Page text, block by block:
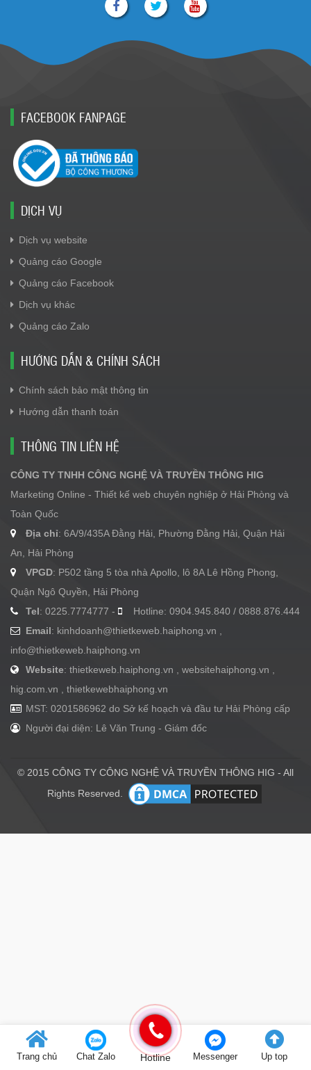
FACEBOOK FANPAGE
DỊCH VỤ
Dịch vụ website
Quảng cáo Google
Quảng cáo Facebook
Dịch vụ khác
Quảng cáo Zalo
HƯỚNG DẪN & CHÍNH SÁCH
Chính sách bảo mật thông tin
Hướng dẫn thanh toán
THÔNG TIN LIÊN HỆ
CÔNG TY TNHH CÔNG NGHỆ VÀ TRUYỀN THÔNG HIG
Marketing Online - Thiết kế web chuyên nghiệp ở Hải Phòng và
Toàn Quốc
Địa chỉ: 6A/9/435A Đằng Hải, Phường Đằng Hải, Quận Hải
An, Hải Phòng
VPGD: P502 tầng 5 tòa nhà Apollo, lô 8A Lê Hồng Phong,
Quận Ngô Quyền, Hải Phòng
Tel: 0225.7774777 -
Hotline: 0904.945.840 / 0888.876.444
Email: kinhdoanh@thietkeweb.haiphong.vn ,
info@thietkeweb.haiphong.vn
Website: thietkeweb.haiphong.vn , websitehaiphong.vn ,
hig.com.vn , thietkewebhaiphong.vn
MST: 0201586962 do Sở kế hoạch và đầu tư Hải Phòng cấp
Người đại diện: Lê Văn Trung - Giám đốc
© 2015 CÔNG TY CÔNG NGHỆ VÀ TRUYỀN THÔNG HIG - All
Rights Reserved.
Trang chủ Chat Zalo Hotline Messenger Up top